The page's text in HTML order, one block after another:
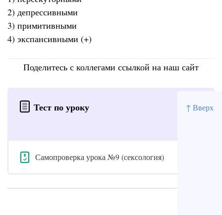
↑ Вверх
2) депрессивными
3) примитивными
4) экспансивными (+)
Поделитесь с коллегами ссылкой на наш сайт
Тест по уроку
Самопроверка урока №9 (сексология)